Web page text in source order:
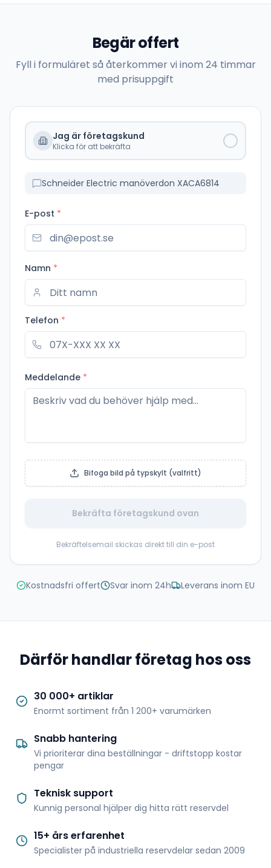
Begär offert
Fyll i formuläret så återkommer vi inom 24 timmar
med prisuppgift
Jag är företagskund
Klicka för att bekräfta
Schneider Electric manöverdon XACA6814
E-post *
Namn *
Telefon *
Meddelande *
Bifoga bild på typskylt (valfritt)
Bekräfta företagskund ovan
Bekräftelsemail skickas direkt till din e-post
Kostnadsfri offert Svar inom 24h Leverans inom EU
Därför handlar företag hos oss
30 000+ artiklar
Enormt sortiment från 1 200+ varumärken
Snabb hantering
Vi prioriterar dina beställningar - driftstopp kostar
pengar
Teknisk support
Kunnig personal hjälper dig hitta rätt reservdel
15+ års erfarenhet
Specialister på industriella reservdelar sedan 2009